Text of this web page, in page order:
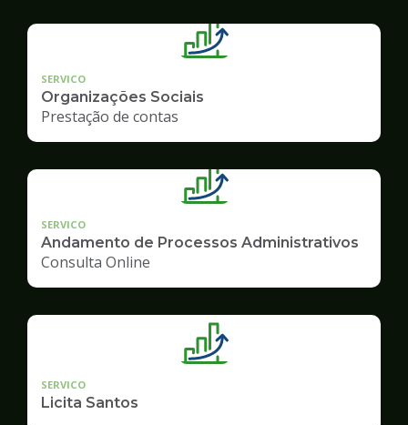
SERVICO
Organizações Sociais
Prestação de contas
SERVICO
Andamento de Processos Administrativos
Consulta Online
SERVICO
Licita Santos